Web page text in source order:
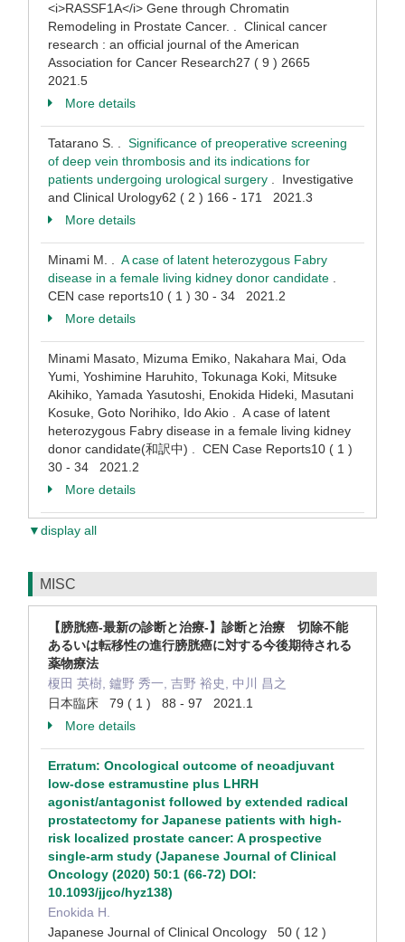
<i>RASSF1A</i> Gene through Chromatin
Remodeling in Prostate Cancer. . Clinical cancer
research : an official journal of the American
Association for Cancer Research27 ( 9 ) 2665
2021.5
More details
Tatarano S. . Significance of preoperative screening
of deep vein thrombosis and its indications for
patients undergoing urological surgery . Investigative
and Clinical Urology62 ( 2 ) 166 - 171 2021.3
More details
Minami M. . A case of latent heterozygous Fabry
disease in a female living kidney donor candidate
CEN case reports10 ( 1 ) 30 - 34 2021.2
More details
Minami Masato, Mizuma Emiko, Nakahara Mai, Oda
Yumi, Yoshimine Haruhito, Tokunaga Koki, Mitsuke
Akihiko, Yamada Yasutoshi, Enokida Hideki, Masutani
Kosuke, Goto Norihiko, Ido Akio . A case of latent
heterozygous Fabry disease in a female living kidney
donor candidate(和訳中) . CEN Case Reports10 ( 1 )
30 - 34 2021.2
More details
▼display all
MISC
【膀胱癌-最新の診断と治療-】診断と治療 切除不能
あるいは転移性の進行膀胱癌に対する今後期待される
薬物療法
榎田 英樹, 鑪野 秀一, 吉野 裕史, 中川 昌之
日本臨床 79 ( 1 ) 88 - 97 2021.1
More details
Erratum: Oncological outcome of neoadjuvant
low-dose estramustine plus LHRH
agonist/antagonist followed by extended radical
prostatectomy for Japanese patients with high-
risk localized prostate cancer: A prospective
single-arm study (Japanese Journal of Clinical
Oncology (2020) 50:1 (66-72) DOI:
10.1093/jjco/hyz138)
Enokida H.
Japanese Journal of Clinical Oncology 50 ( 12 )